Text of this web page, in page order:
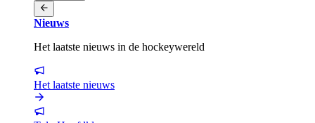
Nieuws
Het laatste nieuws in de hockeywereld
Het laatste nieuws